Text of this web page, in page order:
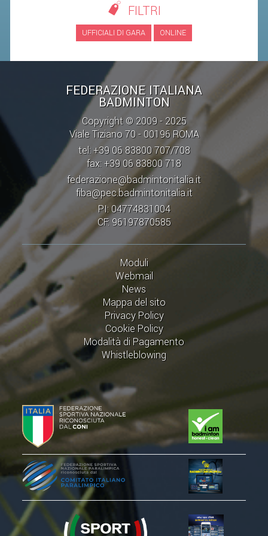
FILTRI
UFFICIALI DI GARA ONLINE
FEDERAZIONE ITALIANA
BADMINTON
Copyright © 2009 - 2025
Viale Tiziano 70 - 00196 ROMA
tel: +39 06 83800 707/708
fax: +39 06 83800 718
federazione@badmintonitalia.it
fiba@pec.badmintonitalia.it
PI: 04774831004
CF: 96197870585
Moduli
Webmail
News
Mappa del sito
Privacy Policy
Cookie Policy
Modalità di Pagamento
Whistleblowing
STAFF TECNICO
ATLETI D'INTERESSE NAZIONALE
SCHEDE ATLETI
VOLA CON NOI
CENTRI TECNICI TERRITORIALI
COMMISSIONE ATLETI
TESSERAMENTO
AFFILIAZIONE E TESSERAMENTO
QUOTE E TASSE
CONVENZIONI
ACCEDI AL TESSERAMENTO ON
LINE
ASSICURAZIONE
MODULI
AFFILIARE UN ESD
GARE ED EVENTI
CALENDARIO
COMUNICATI
ALBO D'ORO CAMPIONATI ITALIANI
CAMPIONATI A SQUADRE
EVENTI INTERNAZIONALI
CLASSIFICHE NAZIONALI